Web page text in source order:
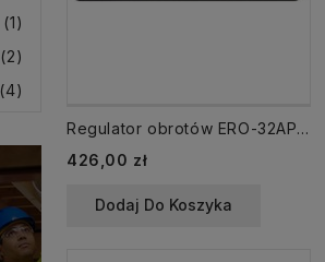
(1)
(2)
(4)
Regulator obrotów ERO-32AP-0 elektron. do ANeco, TH, THP
426,00 zł
Dodaj Do Koszyka